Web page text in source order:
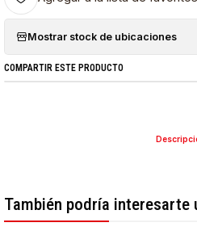
Mostrar stock de ubicaciones
COMPARTIR ESTE PRODUCTO
También podría interesarte